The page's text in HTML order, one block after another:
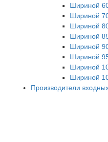
Шириной
Шириной
Шириной
Шириной
Шириной
Шириной
Шириной
Шириной
Производители